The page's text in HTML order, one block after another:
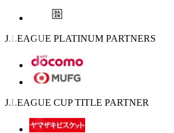
J.LEAGUE PLATINUM PARTNERS
J.LEAGUE CUP TITLE PARTNER